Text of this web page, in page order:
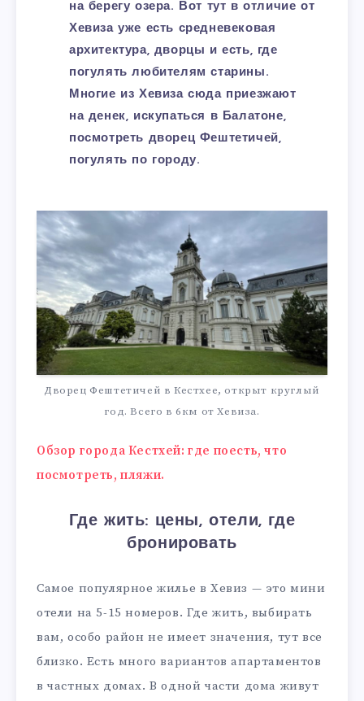
на берегу озера. Вот тут в отличие от
Хевиза уже есть средневековая
архитектура, дворцы и есть, где
погулять любителям старины.
Многие из Хевиза сюда приезжают
на денек, искупаться в Балатоне,
посмотреть дворец Фештетичей,
погулять по городу.
Дворец Фештетичей в Кестхее, открыт круглый
год. Всего в 6км от Хевиза.
Обзор города Кестхей: где поесть, что
посмотреть, пляжи.
Где жить: цены, отели, где
бронировать
Самое популярное жилье в Хевиз — это мини
отели на 5-15 номеров. Где жить, выбирать
вам, особо район не имеет значения, тут все
близко. Есть много вариантов апартаментов
в частных домах. В одной части дома живут